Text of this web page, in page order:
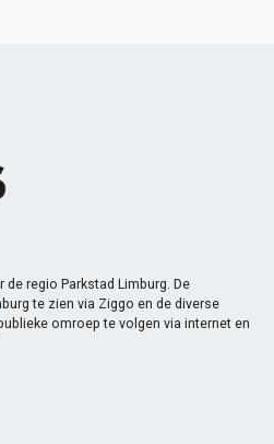
regio Parkstad Limburg. De
te zien via Ziggo en de diverse
omroep te volgen via internet en